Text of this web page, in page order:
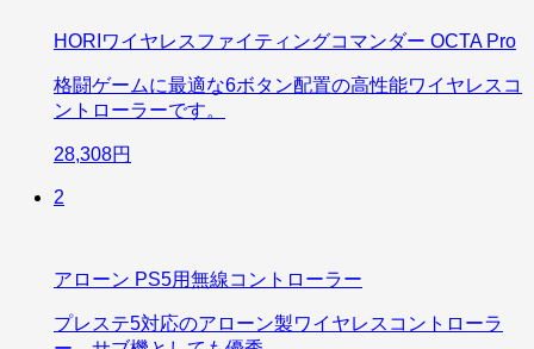
HORIワイヤレスファイティングコマンダー OCTA Pro
格闘ゲームに最適な6ボタン配置の高性能ワイヤレスコ
ントローラーです。
28,308円
2
アローン PS5用無線コントローラー
プレステ5対応のアローン製ワイヤレスコントローラ